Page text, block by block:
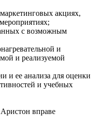
акциях,
с возможным
и
и реализуемой
и ее анализа для оценки
и учебных
вправе